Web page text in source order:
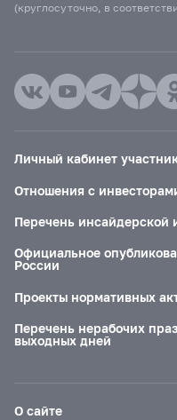
(круглосуточно, в
Личный кабинет
Отношения с
Перечень
Официальное
России
Проекты нормативных
Перечень нерабочих
выходных дней
О сайте